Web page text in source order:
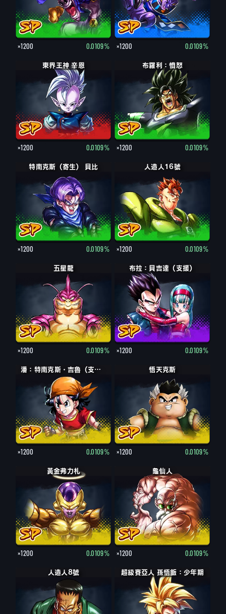
×1200 0.0109% ×1200 0.0109%
東界王神 辛恩
×1200 0.0109%
布羅利：憤怒
×1200 0.0109%
特南克斯（寄生） 貝比
×1200 0.0109%
人造人16號
×1200 0.0109%
五星龍
×1200 0.0109%
布拉：貝吉達（支援）
×1200 0.0109%
潘：特南克斯・吉魯（支援）
×1200 0.0109%
悟天克斯
×1200 0.0109%
黃金弗力札
×1200 0.0109%
龜仙人
×1200 0.0109%
人造人8號 超級賽亞人 孫悟飯：少年期